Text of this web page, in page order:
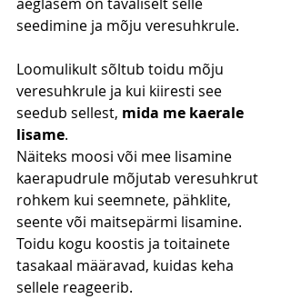
seedimine ja mõju veresuhkrule.
Loomulikult sõltub toidu mõju
veresuhkrule ja kui kiiresti see
seedub sellest, mida me kaerale
lisame.
Näiteks moosi või mee lisamine
kaerapudrule mõjutab veresuhkrut
rohkem kui seemnete, pähklite,
seente või maitsepärmi lisamine.
Toidu kogu koostis ja toitainete
tasakaal määravad, kuidas keha
sellele reageerib.